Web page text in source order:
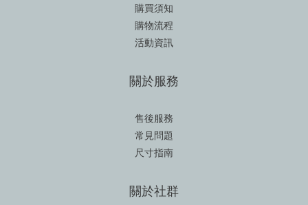
購買須知
購物流程
活動資訊
關於服務
售後服務
常見問題
尺寸指南
關於社群